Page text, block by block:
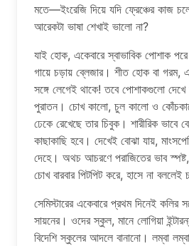
মতে—ইংরেজি দিয়ে যদি ফ্রেঞ্চের কাজ
আরেকটা ভাষা শেখাই ভালো না?
যাই হোক, একেবারে স্বাভাবিক পোশাক পরে
গায়ে চড়ায় ব্লেজার। শীত হোক বা গরম,
সঙ্গে লেগেই থাকে! তবে পোশাকগুলো
পুরাতন। চোখ কালো, চুল কালো ও
ঢেকে রেখেছে তার চিবুক। শারীরিক
কাছাকাছি হবে। দেখেই বোঝা যায়,
দেহে। অথচ আচরণে পরাজিতের ভাব
চোখ বারবার পিটপিট করে, হাসে না বললেই
সেমিস্টারের একেবারে প্রথম দিনেই কলির
সায়নের। ওদের স্কুল, মানে লোগিয়া
বিদেশি স্কুলের আদলে বানানো। লম্বা